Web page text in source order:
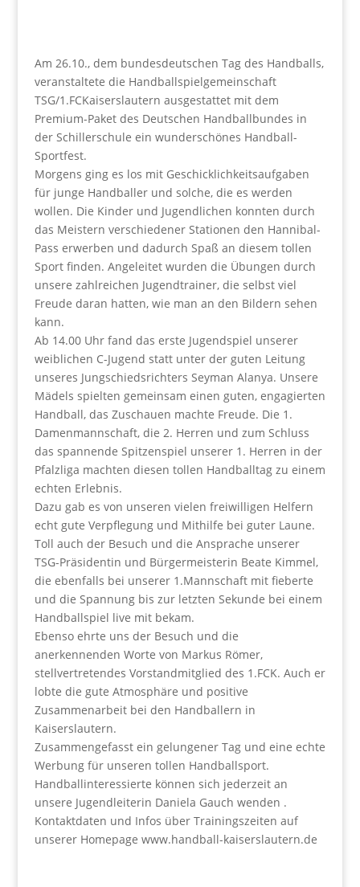
Am 26.10., dem bundesdeutschen Tag des Handballs,
veranstaltete die Handballspielgemeinschaft
TSG/1.FCKaiserslautern ausgestattet mit dem
Premium-Paket des Deutschen Handballbundes in
der Schillerschule ein wunderschönes Handball-
Sportfest.
Morgens ging es los mit Geschicklichkeitsaufgaben
für junge Handballer und solche, die es werden
wollen. Die Kinder und Jugendlichen konnten durch
das Meistern verschiedener Stationen den Hannibal-
Pass erwerben und dadurch Spaß an diesem tollen
Sport finden. Angeleitet wurden die Übungen durch
unsere zahlreichen Jugendtrainer, die selbst viel
Freude daran hatten, wie man an den Bildern sehen
kann.
Ab 14.00 Uhr fand das erste Jugendspiel unserer
weiblichen C-Jugend statt unter der guten Leitung
unseres Jungschiedsrichters Seyman Alanya. Unsere
Mädels spielten gemeinsam einen guten, engagierten
Handball, das Zuschauen machte Freude. Die 1.
Damenmannschaft, die 2. Herren und zum Schluss
das spannende Spitzenspiel unserer 1. Herren in der
Pfalzliga machten diesen tollen Handballtag zu einem
echten Erlebnis.
Dazu gab es von unseren vielen freiwilligen Helfern
echt gute Verpflegung und Mithilfe bei guter Laune.
Toll auch der Besuch und die Ansprache unserer
TSG-Präsidentin und Bürgermeisterin Beate Kimmel,
die ebenfalls bei unserer 1.Mannschaft mit fieberte
und die Spannung bis zur letzten Sekunde bei einem
Handballspiel live mit bekam.
Ebenso ehrte uns der Besuch und die
anerkennenden Worte von Markus Römer,
stellvertretendes Vorstandmitglied des 1.FCK. Auch er
lobte die gute Atmosphäre und positive
Zusammenarbeit bei den Handballern in
Kaiserslautern.
Zusammengefasst ein gelungener Tag und eine echte
Werbung für unseren tollen Handballsport.
Handballinteressierte können sich jederzeit an
unsere Jugendleiterin Daniela Gauch wenden .
Kontaktdaten und Infos über Trainingszeiten auf
unserer Homepage www.handball-kaiserslautern.de